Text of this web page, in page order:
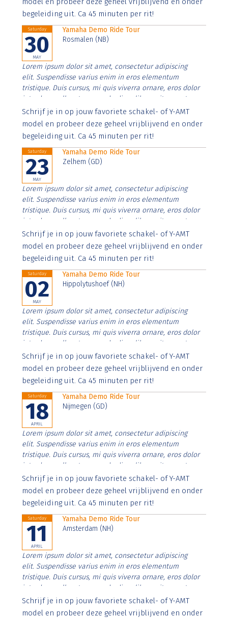
begeleiding uit. Ca 45 minuten per rit!
Saturday
30
MAY
Yamaha Demo Ride Tour
Rosmalen (NB)
Lorem ipsum dolor sit amet, consectetur adipiscing
elit. Suspendisse varius enim in eros elementum
tristique. Duis cursus, mi quis viverra ornare, eros dolor
interdum nulla, ut commodo diam libero vitae erat.
Aenean faucibus nibh et justo cursus id rutrum lorem
imperdiet. Nunc ut sem vitae risus tristique posuere.
Schrijf je in op jouw favoriete schakel- of Y-AMT
model en probeer deze geheel vrijblijvend en onder
begeleiding uit. Ca 45 minuten per rit!
Saturday
23
MAY
Yamaha Demo Ride Tour
Zelhem (GD)
Lorem ipsum dolor sit amet, consectetur adipiscing
elit. Suspendisse varius enim in eros elementum
tristique. Duis cursus, mi quis viverra ornare, eros dolor
interdum nulla, ut commodo diam libero vitae erat.
Aenean faucibus nibh et justo cursus id rutrum lorem
imperdiet. Nunc ut sem vitae risus tristique posuere.
Schrijf je in op jouw favoriete schakel- of Y-AMT
model en probeer deze geheel vrijblijvend en onder
begeleiding uit. Ca 45 minuten per rit!
Saturday
02
MAY
Yamaha Demo Ride Tour
Hippolytushoef (NH)
Lorem ipsum dolor sit amet, consectetur adipiscing
elit. Suspendisse varius enim in eros elementum
tristique. Duis cursus, mi quis viverra ornare, eros dolor
interdum nulla, ut commodo diam libero vitae erat.
Aenean faucibus nibh et justo cursus id rutrum lorem
imperdiet. Nunc ut sem vitae risus tristique posuere.
Schrijf je in op jouw favoriete schakel- of Y-AMT
model en probeer deze geheel vrijblijvend en onder
begeleiding uit. Ca 45 minuten per rit!
Saturday
18
APRIL
Yamaha Demo Ride Tour
Nijmegen (GD)
Lorem ipsum dolor sit amet, consectetur adipiscing
elit. Suspendisse varius enim in eros elementum
tristique. Duis cursus, mi quis viverra ornare, eros dolor
interdum nulla, ut commodo diam libero vitae erat.
Aenean faucibus nibh et justo cursus id rutrum lorem
imperdiet. Nunc ut sem vitae risus tristique posuere.
Schrijf je in op jouw favoriete schakel- of Y-AMT
model en probeer deze geheel vrijblijvend en onder
begeleiding uit. Ca 45 minuten per rit!
Saturday
11
APRIL
Yamaha Demo Ride Tour
Amsterdam (NH)
Lorem ipsum dolor sit amet, consectetur adipiscing
elit. Suspendisse varius enim in eros elementum
tristique. Duis cursus, mi quis viverra ornare, eros dolor
interdum nulla, ut commodo diam libero vitae erat.
Aenean faucibus nibh et justo cursus id rutrum lorem
imperdiet. Nunc ut sem vitae risus tristique posuere.
Schrijf je in op jouw favoriete schakel- of Y-AMT
model en probeer deze geheel vrijblijvend en onder